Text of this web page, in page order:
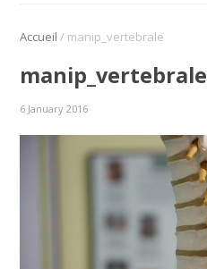
Accueil / manip_vertebrale
manip_vertebrale
6 January 2016